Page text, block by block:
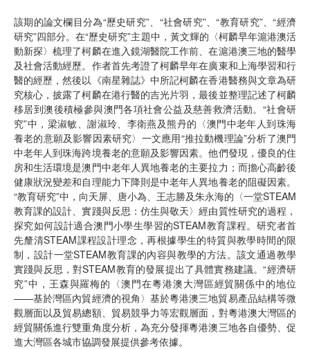
該期的論文欄目分為“歷史研究”、“社會研究”、“教育研究”、“經濟
研究”四部分。在“歷史研究”主題中，黃文輝的〈柯麟早年滬港澳活
動新探〉梳理了柯麟在進入鏡湖醫院工作前、在滬港澳三地的醫學
及社會活動經歷。作者首先考證了柯麟早年在廣東和上海學習和行
醫的經歷，然後以《南星雜誌》中所記柯麟在香港醫務與文章為研
究核心，披露了柯麟在港行醫的吉光片羽，最後並整理記述了柯麟
移居到澳後積極參與澳門各項社會公益及慈善救濟活動。“社會研
究”中，梁淑敏、謝淑玲、李衛燕及熊丹的〈澳門中老年人到珠海
養老的意願及影響因素研究〉一文應用“推拉動機理論”分析了澳門
中老年人到珠海跨境養老的意願及影響因素。他們發現，優良的住
房和生活環境是澳門中老年人異地養老的主要拉力；而擔心高齡後
健康狀況變差和自理能力下降則是中老年人異地養老的阻礙因素。
“教育研究”中，向天屏、唐小為、王志勝及朱永海的〈一堂STEAM
教育課的設計、實踐與反思：仿生與敬天〉經由質性研究的過程，
探究如何設計適合澳門小學生學習的STEAM教育課程。研究者首
先釐清STEAM課程設計理念，再根據學生的特質與教學時間的限
制，設計一堂STEAM教育課的內容與教學的方法。該文通過教學
實踐與反思，對STEAM教育的發展提出了具體實務建議。“經濟研
究”中，王森與羅梅的〈澳門在粵港澳大灣區經貿關係中的地位
——基於灣區內貿經濟的視角〉基於粵港澳三地貿易產品結構等微
觀層面以及貿易總額、貿易競爭力等宏觀層面，對粵港澳大灣區的
經貿關係進行雙重角度分析，為充分發揮粵港澳三地各自優勢、促
進大灣區各城市協調發展提供參考依據。